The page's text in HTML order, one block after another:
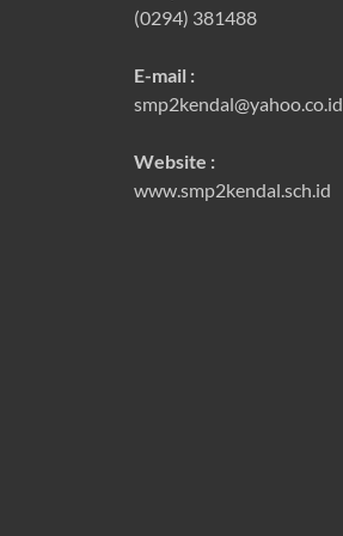
(0294) 381488
E-mail :
smp2kendal@yahoo.co.id
Website :
www.smp2kendal.sch.id